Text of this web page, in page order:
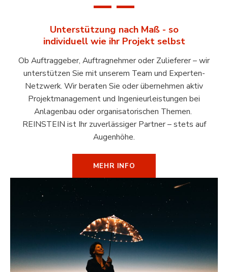
Unterstützung nach Maß - so
individuell wie ihr Projekt selbst
Ob Auftraggeber, Auftragnehmer oder Zulieferer – wir
unterstützen Sie mit unserem Team und Experten-
Netzwerk. Wir beraten Sie oder übernehmen aktiv
Projektmanagement und Ingenieurleistungen bei
Anlagenbau oder organisatorischen Themen.
REINSTEIN ist Ihr zuverlässiger Partner – stets auf
Augenhöhe.
MEHR INFO